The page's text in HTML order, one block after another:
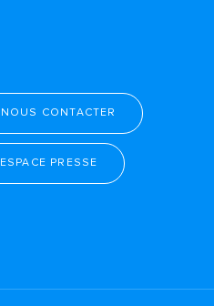
NOUS CONTACTER
ESPACE PRESSE